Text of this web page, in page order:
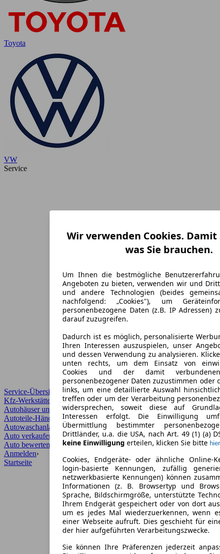
Toyota
VW
Service
Service-Übersicht
Kfz-Werkstätten
Autohäuser und Händler
Autoteile-Händler
Autowaschanlagen
Auto verkaufen
Auto bewerten
Anmelden›
Wir verwenden Cookies.
was Sie brauchen.
Um Ihnen die bestmögliche
Angeboten zu bieten, verwenden wir und
und andere Technologien (beides
nachfolgend: „Cookies"), um
personenbezogene Daten (z.B. IP Adressen)
darauf zuzugreifen.
Dadurch ist es möglich, personalisierte
Ihren Interessen auszuspielen, unser
und dessen Verwendung zu analysieren.
unten rechts, um dem Einsatz von
Cookies und der damit
personenbezogener Daten zuzustimmen oder
links, um eine detaillierte Auswahl
treffen oder um der Verarbeitung
widersprechen, soweit diese auf
Interessen erfolgt. Die Einwilligung
Übermittlung bestimmter
Drittländer, u.a. die USA, nach Art. 49 (1) (a)
keine Einwilligung erteilen, klicken Sie bitte hier
Cookies, Endgeräte- oder ähnliche Online-
login-basierte Kennungen, zufällig
netzwerkbasierte Kennungen) können
Informationen (z. B. Browsertyp und
Sprache, Bildschirmgröße, unterstützte
Ihrem Endgerät gespeichert oder von dort
um es jedes Mal wiederzuerkennen, wenn
einer Webseite aufruft. Dies geschieht für
der hier aufgeführten Verarbeitungszwecke.
Sie können Ihre Präferenzen jederzeit
Startseite